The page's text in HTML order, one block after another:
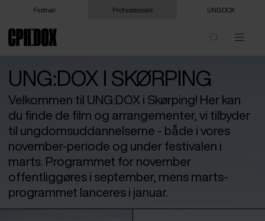
Festival Professionals UNG:DOX
UNG:DOX I SKØRPING
Velkommen til UNG:DOX i Skørping! Her kan
du finde de film og arrangementer, vi tilbyder
til ungdomsuddannelserne - både i vores
november-periode og under festivalen i
marts. Programmet for november
offentliggøres i september, mens marts-
programmet lanceres i januar.